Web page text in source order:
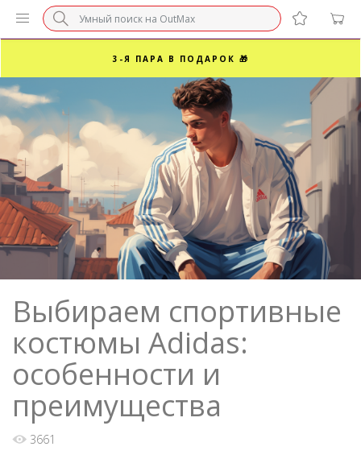
БЕЗ НАЦЕНКИ МАРКЕТПЛЕЙСОВ ⚡ ВАШ РАЗМЕР
3-Я ПАРА В ПОДАРОК 🎁
ПОСЛЕДНИЕ РАЗМЕРЫ ОТ 1500₽⚡️
СУПЕРАКЦИЯ 🔥 2-Я ПАРА -50%
Выбираем спортивные
костюмы Adidas:
особенности и
преимущества
3661